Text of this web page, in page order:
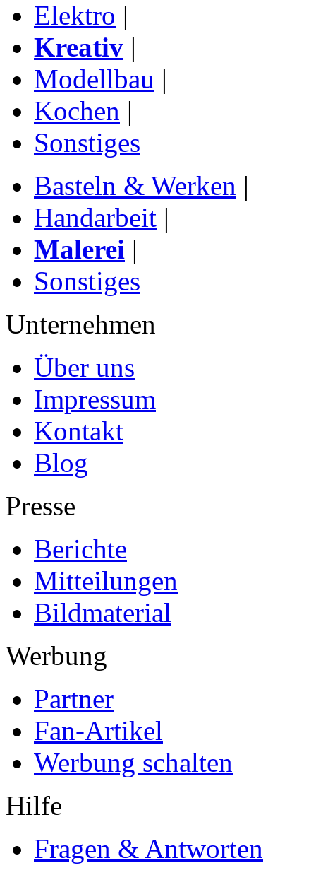
Elektro |
Kreativ |
Modellbau |
Kochen |
Sonstiges
Basteln & Werken |
Handarbeit |
Malerei |
Sonstiges
Unternehmen
Über uns
Impressum
Kontakt
Blog
Presse
Berichte
Mitteilungen
Bildmaterial
Werbung
Partner
Fan-Artikel
Werbung schalten
Hilfe
Fragen & Antworten